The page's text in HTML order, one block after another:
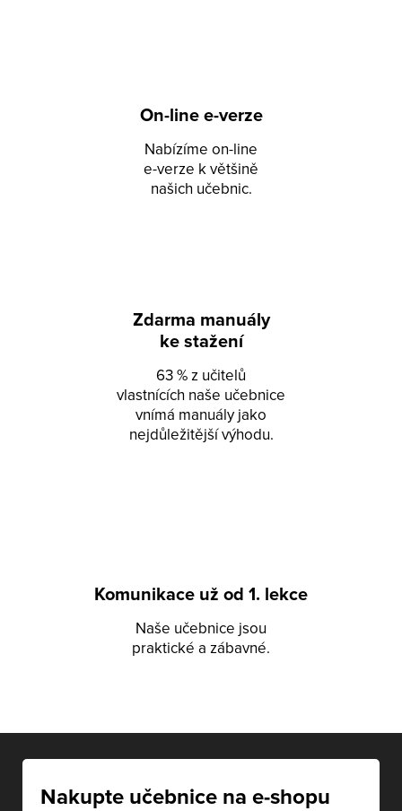
On-line e-verze
Nabízíme on-line
e-verze k většině
našich učebnic.
Zdarma manuály
ke stažení
63 % z učitelů
vlastnících naše učebnice
vnímá manuály jako
nejdůležitější výhodu.
Komunikace už od 1. lekce
Naše učebnice jsou
praktické a zábavné.
Nakupte učebnice na e-shopu